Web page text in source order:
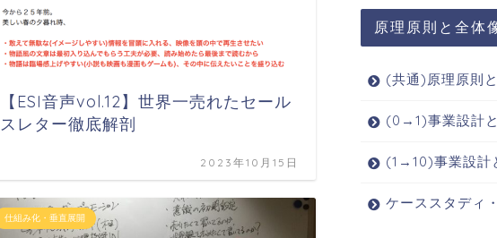
【ESI音声vol.12】世界一売れたセール
スレター徹底解剖
2023年10月15日
仕組み化・垂直展開
原理原則と全体
(共通)原理原則
(0→1)事業設計
(1→10)事業設計
ケーススタディ